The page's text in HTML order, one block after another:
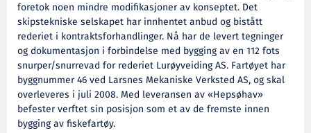
foretok noen mindre modifikasjoner av konseptet. Det
skipstekniske selskapet har innhentet anbud og bistått
rederiet i kontraktsforhandlinger. Nå har de levert tegninger
og dokumentasjon i forbindelse med bygging av en 112 fots
snurper/snurrevad for rederiet Lurøyveiding AS. Fartøyet har
byggnummer 46 ved Larsnes Mekaniske Verksted AS, og skal
overleveres i juli 2008. Med leveransen av «Hepsøhav»
befester verftet sin posisjon som et av de fremste innen
bygging av fiskefartøy.